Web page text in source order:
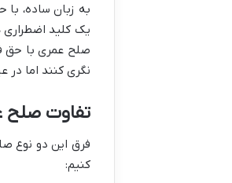
به زبان ساده، با
یک کلید اضطراری
صلح عمری با حق
نگری کنند اما در
تفاوت
فرق این دو نوع
کنیم: